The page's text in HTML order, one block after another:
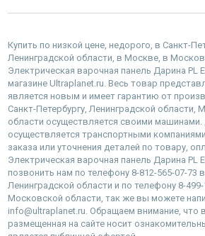
Купить по низкой цене, недорого, в Санкт-
Ленинградской области, в Москве, в
Электрическая варочная панель Дарина PL
магазине Ultraplanet.ru. Весь товар
является новым и имеет гарантию от
Санкт-Петербургу, Ленинградской области,
области осуществляется своими машинами.
осуществляется транспортными
заказа или уточнения деталей по товару,
Электрическая варочная панель Дарина PL
позвонить нам по телефону 8-812-565-07-73
Ленинградской области и по телефону 8-
Московской области, так же вы можете
info@ultraplanet.ru. Обращаем внимание, что
размещенная на сайте носит